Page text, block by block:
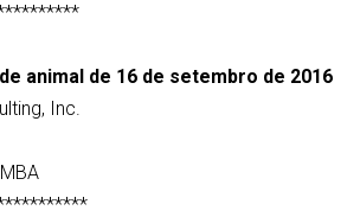
animal de 16 de setembro de 2016
Inc.